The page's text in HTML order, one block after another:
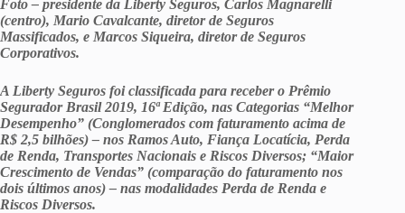
Foto – presidente da Liberty Seguros, Carlos Magnarelli
(centro), Mario Cavalcante, diretor de Seguros
Massificados, e Marcos Siqueira, diretor de Seguros
Corporativos.
A Liberty Seguros foi classificada para receber o Prêmio
Segurador Brasil 2019, 16ª Edição, nas Categorias “Melhor
Desempenho” (Conglomerados com faturamento acima de
R$ 2,5 bilhões) – nos Ramos Auto, Fiança Locatícia, Perda
de Renda, Transportes Nacionais e Riscos Diversos; “Maior
Crescimento de Vendas” (comparação do faturamento nos
dois últimos anos) – nas modalidades Perda de Renda e
Riscos Diversos.